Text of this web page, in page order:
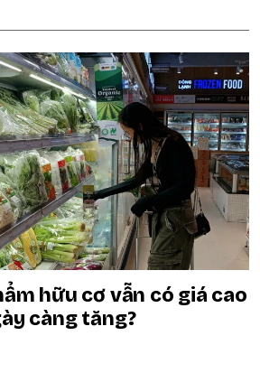
hữu cơ vẫn có giá cao
càng tăng?